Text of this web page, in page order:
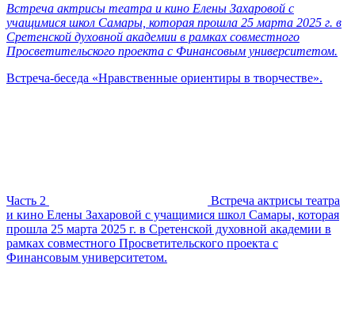
Встреча актрисы театра и кино Елены Захаровой с
учащимися школ Самары, которая прошла 25 марта 2025 г. в
Сретенской духовной академии в рамках совместного
Просветительского проекта с Финансовым университетом.
Встреча-беседа «Нравственные ориентиры в творчестве».
Часть 2
Встреча актрисы театра
и кино Елены Захаровой с учащимися школ Самары, которая
прошла 25 марта 2025 г. в Сретенской духовной академии в
рамках совместного Просветительского проекта с
Финансовым университетом.